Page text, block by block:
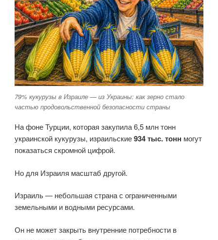
79% кукурузы в Израиле — из Украины: как зерно стало
частью продовольственной безопасности страны
На фоне Турции, которая закупила 6,5 млн тонн
украинской кукурузы, израильские934 тыс. тонн могут
показаться скромной цифрой.
Но для Израиля масштаб другой.
Израиль — небольшая страна с ограниченными
земельными и водными ресурсами.
Он не может закрыть внутренние потребности в